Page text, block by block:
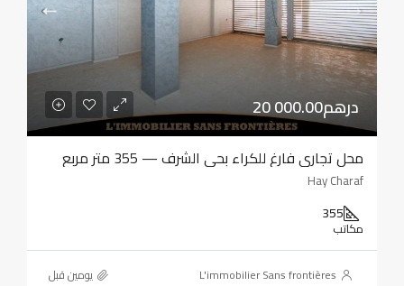
20 000.00درهم
محل تجاري فارغ للكراء بحي الشرف — 355 متر مربع
Hay Charaf
355
مكاتب
L'immobilier Sans frontières ‏يومين قبل